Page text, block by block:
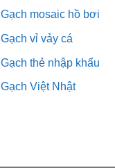
Gạch mosaic hồ bơi
Gạch vỉ vảy cá
Gạch thẻ nhập khẩu
Gạch Việt Nhật